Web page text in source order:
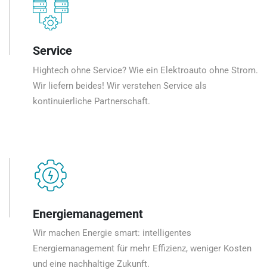
Service
Hightech ohne Service? Wie ein Elektroauto ohne Strom.
Wir liefern beides! Wir verstehen Service als
kontinuierliche Partnerschaft.
Energiemanagement
Wir machen Energie smart: intelligentes
Energiemanagement für mehr Effizienz, weniger Kosten
und eine nachhaltige Zukunft.